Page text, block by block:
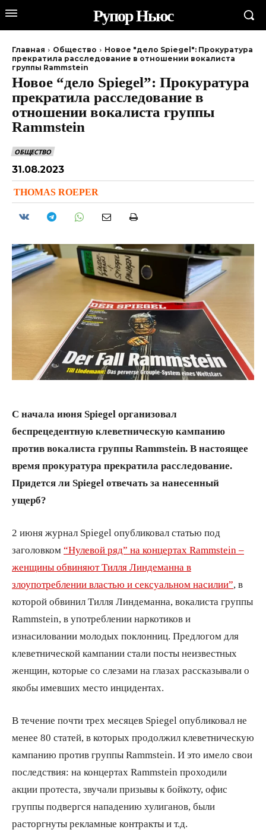
Рупор Ньюс
Главная Общество
Новое "дело Spiegel": Прокуратура
прекратила расследование в отношении вокалиста
группы Rammstein
Новое “дело Spiegel”: Прокуратура
прекратила расследование в
отношении вокалиста группы
Rammstein
ОБЩЕСТВО
31.08.2023
THOMAS ROEPER
С начала июня Spiegel организовал
беспрецедентную клеветническую кампанию
против вокалиста группы Rammstein. В настоящее
время прокуратура прекратила расследование.
Придется ли Spiegel отвечать за нанесенный
ущерб?
2 июня журнал Spiegel опубликовал статью под
заголовком “Нулевой ряд” на концертах Rammstein –
женщины обвиняют Тилля Линдеманна в
злоупотреблении властью и сексуальном насилии” , в
которой обвинил Тилля Линдеманна, вокалиста группы
Rammstein, в употреблении наркотиков и
изнасиловании молодых поклонниц. Предлогом для
клеветнической кампании стали посты неизвестных
женщин, которые со слезами на глазах рассказывали о
якобы имевших место инцидентах.
В течение почти трех месяцев Spiegel опубликовал не
менее 80 статей, в которых продолжил клеветническую
кампанию против группы Rammstein. И это имело свои
последствия: на концертах Rammstein проходили
акции протеста, звучали призывы к бойкоту, офис
группы подвергся нападению хулиганов, были
расторгнуты рекламные контракты и т.д.